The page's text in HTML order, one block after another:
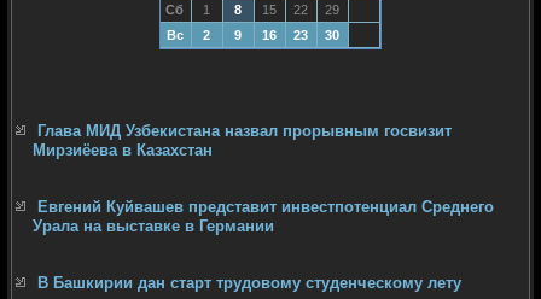
Сб
1 8 15 22
29
Вс
2 9 16 23 30
Глава МИД Узбекистана назвал прорывным госвизит
Мирзиёева в Казахстан
Евгений Куйвашев представит инвестпотенциал Среднего
Урала на выставке в Германии
В Башкирии дан старт трудовому студенческому лету